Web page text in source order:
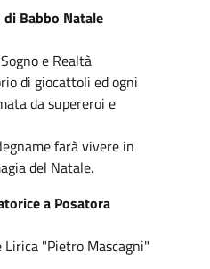
Babbo Natale
e Realtà
di giocattoli ed ogni
da supereroi e
farà vivere in
del Natale.
a Posatora
Lirica "Pietro Mascagni"